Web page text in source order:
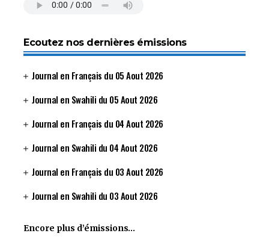
Ecoutez nos dernières émissions
Journal en Français du 05 Aout 2026
Journal en Swahili du 05 Aout 2026
Journal en Français du 04 Aout 2026
Journal en Swahili du 04 Aout 2026
Journal en Français du 03 Aout 2026
Journal en Swahili du 03 Aout 2026
Encore plus d’émissions…